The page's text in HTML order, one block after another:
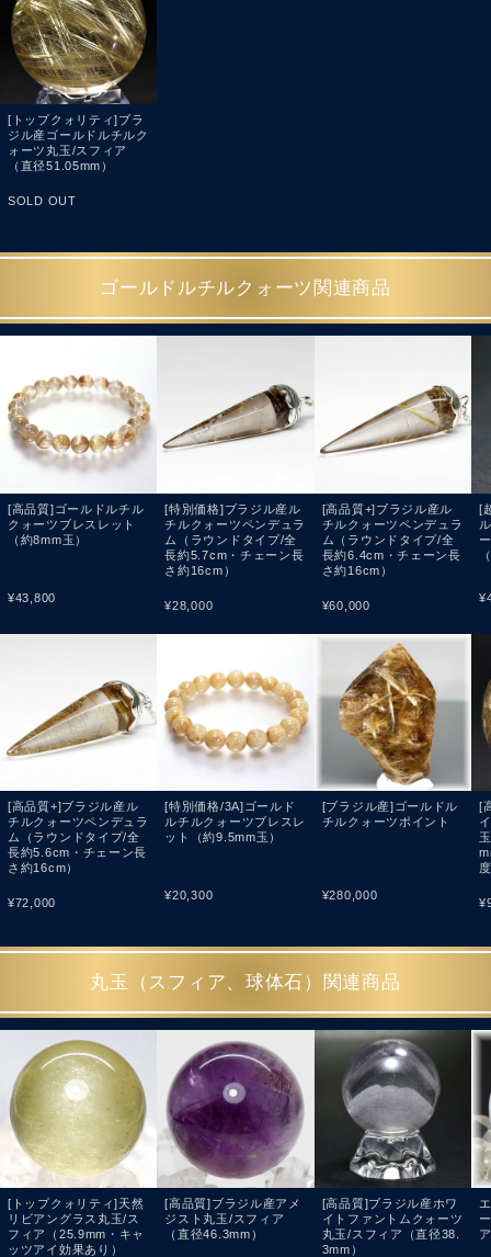
[トップクォリティ]ブラ
ジル産ゴールドルチルク
ォーツ丸玉/スフィア
（直径51.05mm）
SOLD OUT
ゴールドルチルクォーツ関連商品
[高品質]ゴールドルチル
クォーツブレスレット
（約8mm玉）
¥43,800
[高品質+]ブラジル産ル
チルクォーツペンデュラ
ム（ラウンドタイプ/全
長約5.6cm・チェーン長
さ約16cm）
¥72,000
[特別価格]ブラジル産ル
チルクォーツペンデュラ
ム（ラウンドタイプ/全
長約5.7cm・チェーン長
さ約16cm）
¥28,000
[特別価格/3A]ゴールド
ルチルクォーツブレスレ
ット（約9.5mm玉）
¥20,300
[高品質+]ブラジル産ル
チルクォーツペンデュラ
ム（ラウンドタイプ/全
長約6.4cm・チェーン長
さ約16cm）
¥60,000
[ブラジル産]ゴールドル
チルクォーツポイント
¥280,000
[
¥
[
¥
丸玉（スフィア、球体石）関連商品
[トップクォリティ]天然
リビアングラス丸玉/ス
フィア（25.9mm・キャ
ッツアイ効果あり）
[高品質]ブラジル産アメ
ジスト丸玉/スフィア
（直径46.3mm）
[高品質]ブラジル産ホワ
イトファントムクォーツ
丸玉/スフィア（直径38.
3mm）
ア